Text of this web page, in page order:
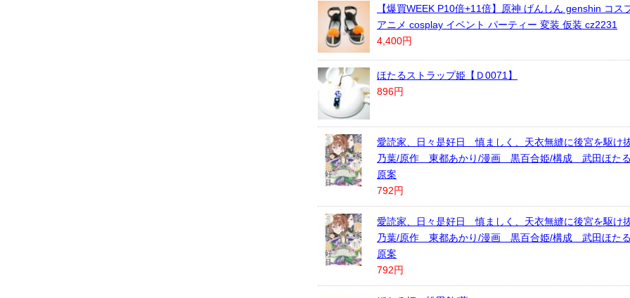
【爆買WEEK P10倍+11倍】原神 げんしん genshin コス
アニメ cosplay イベント パーティー 変装 仮装 cz2231
4,400円
ほたるストラップ姫【Ｄ0071】
896円
愛読家、日々是好日 慎ましく、天衣無縫に後宮を駆
乃葉/原作 東都あかり/漫画 黒百合姫/構成 武田ほたる
原案
792円
愛読家、日々是好日 慎ましく、天衣無縫に後宮を駆
乃葉/原作 東都あかり/漫画 黒百合姫/構成 武田ほたる
原案
792円